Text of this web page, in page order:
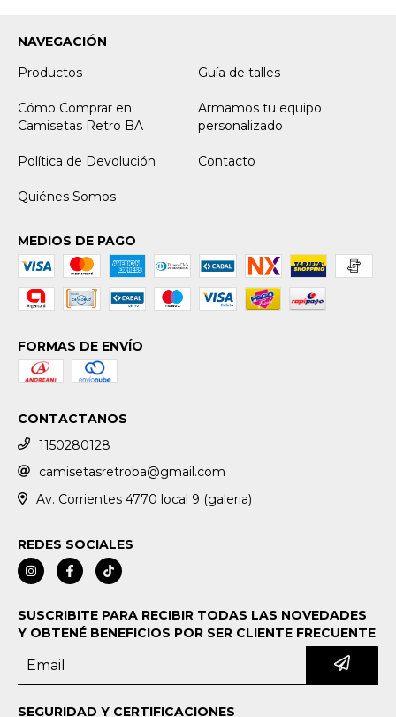
NAVEGACIÓN
Productos
Guía de talles
Cómo Comprar en
Camisetas Retro BA
Armamos tu equipo
personalizado
Política de Devolución Contacto
Quiénes Somos
MEDIOS DE PAGO
FORMAS DE ENVÍO
CONTACTANOS
1150280128
camisetasretroba@gmail.com
Av. Corrientes 4770 local 9 (galeria)
REDES SOCIALES
SUSCRIBITE PARA RECIBIR TODAS LAS NOVEDADES
Y OBTENÉ BENEFICIOS POR SER CLIENTE FRECUENTE
SEGURIDAD Y CERTIFICACIONES